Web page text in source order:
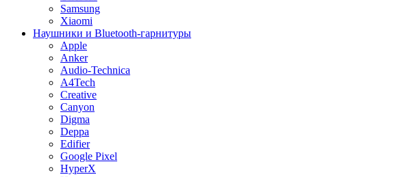
Samsung
Xiaomi
Наушники и Bluetooth-гарнитуры
Apple
Anker
Audio-Technica
A4Tech
Creative
Canyon
Digma
Deppa
Edifier
Google Pixel
HyperX